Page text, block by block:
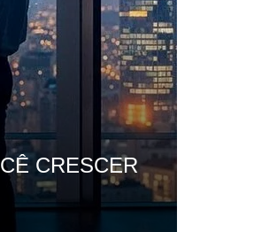
CRESCER